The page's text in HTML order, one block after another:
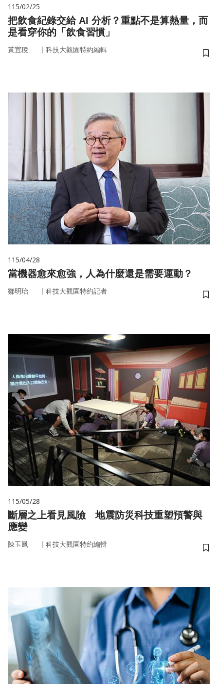
115/02/25
把飲食紀錄交給 AI 分析？重點不是算熱量，而
是看穿你的「飲食習慣」
黃宜稜 ｜ 科技大觀園特約編輯
儲
115/04/28
當機器愈來愈強，人為什麼還是需要運動？
鄒明珆 ｜ 科技大觀園特約記者
儲
115/05/28
斷層之上看見風險 地震防災科技重塑預警與
應變
陳玉鳳 ｜ 科技大觀園特約編輯
儲